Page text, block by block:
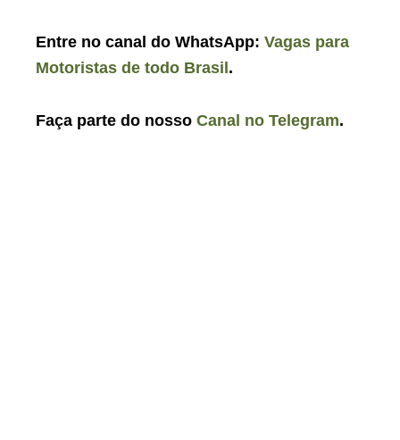
Entre no canal do WhatsApp: Vagas para
Motoristas de todo Brasil .
Faça parte do nosso Canal no Telegram.